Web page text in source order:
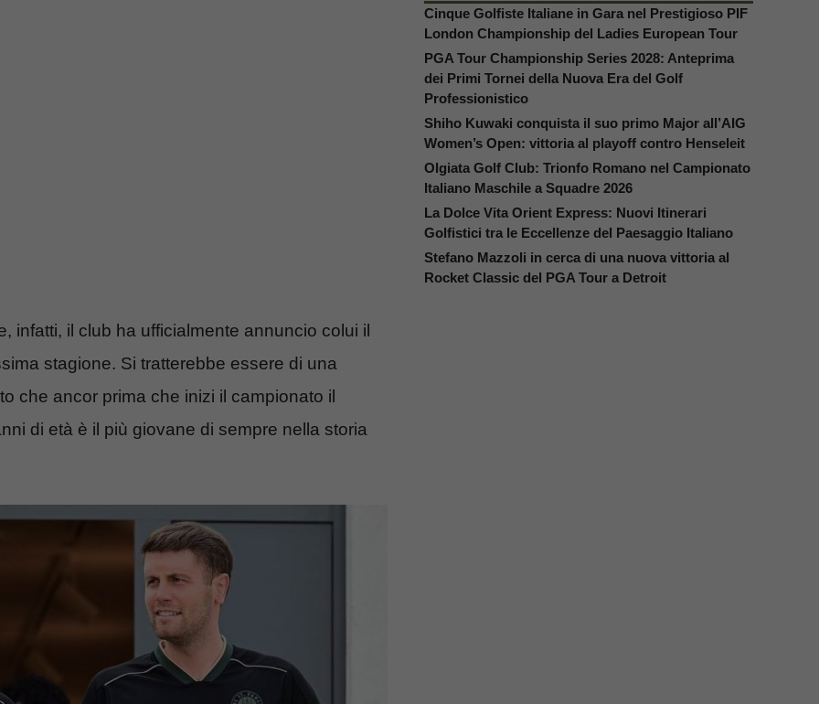
infatti, il club ha ufficialmente annuncio colui il
stagione. Si tratterebbe essere di una
che ancor prima che inizi il campionato il
di età è il più giovane di sempre nella storia
Cinque Golfiste Italiane in Gara nel Prestigioso PIF
London Championship del Ladies European Tour
PGA Tour Championship Series 2028: Anteprima
dei Primi Tornei della Nuova Era del Golf
Professionistico
Shiho Kuwaki conquista il suo primo Major all’AIG
Women’s Open: vittoria al playoff contro Henseleit
Olgiata Golf Club: Trionfo Romano nel Campionato
Italiano Maschile a Squadre 2026
La Dolce Vita Orient Express: Nuovi Itinerari
Golfistici tra le Eccellenze del Paesaggio Italiano
Stefano Mazzoli in cerca di una nuova vittoria al
Rocket Classic del PGA Tour a Detroit